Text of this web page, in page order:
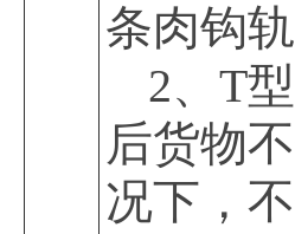
条肉钩轨
2、T
后货物
况下，